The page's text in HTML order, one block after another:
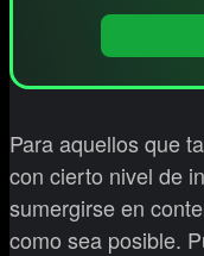
Para aquellos que
con cierto nivel de
sumergirse en
como sea posible.